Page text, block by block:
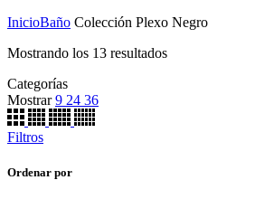
InicioBaño Colección Plexo Negro
Mostrando los 13 resultados
Categorías
Mostrar 9 24 36
Filtros
Ordenar por